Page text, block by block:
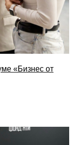
«Бизнес от